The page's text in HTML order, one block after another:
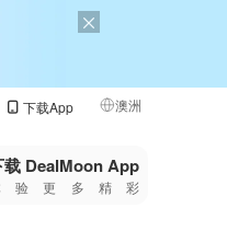
下载App 澳洲
🇺🇸
🇨🇳 中国
载 DealMoon App
验更多精彩